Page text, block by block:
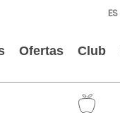
Ofertas Club